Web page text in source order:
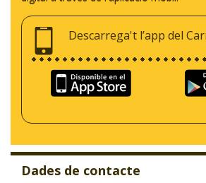
Descarrega't l’app del
Dades de contacte